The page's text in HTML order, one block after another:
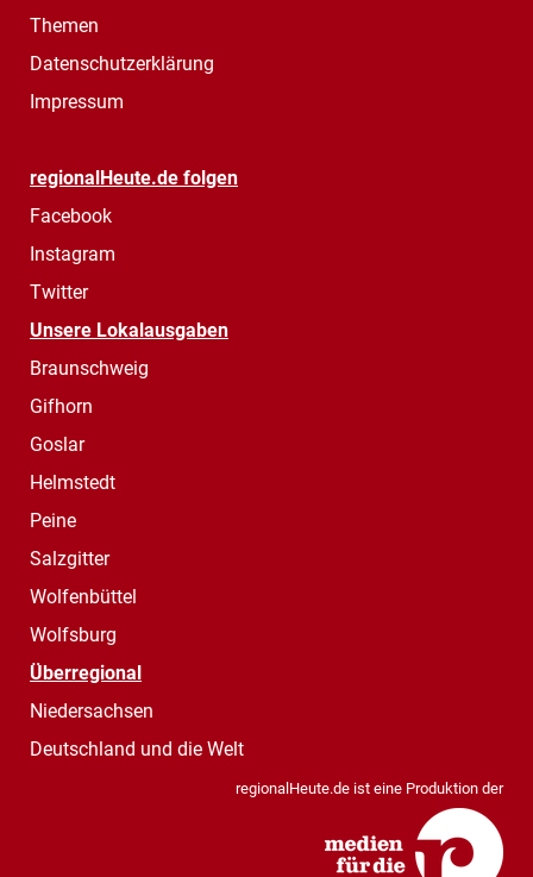
Themen
Datenschutzerklärung
Impressum
regionalHeute.de folgen
Facebook
Instagram
Twitter
Unsere Lokalausgaben
Braunschweig
Gifhorn
Goslar
Helmstedt
Peine
Salzgitter
Wolfenbüttel
Wolfsburg
Überregional
Niedersachsen
Deutschland und die Welt
regionalHeute.de ist eine Produktion der